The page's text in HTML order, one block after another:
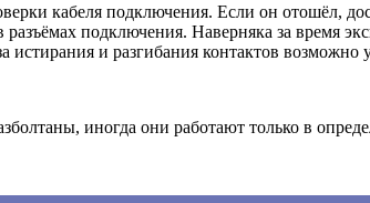
кабеля подключения. Если он отошёл,
подключения. Наверняка за время
и разгибания контактов возможно
иногда они работают только в